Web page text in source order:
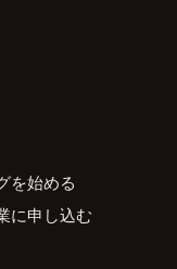
を始める
に申し込む